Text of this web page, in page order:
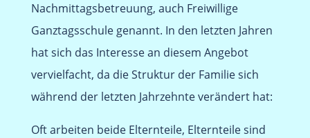
Nachmittagsbetreuung, auch Freiwillige
Ganztagsschule genannt. In den letzten Jahren
hat sich das Interesse an diesem Angebot
vervielfacht, da die Struktur der Familie sich
während der letzten Jahrzehnte verändert hat:
Oft arbeiten beide Elternteile, Elternteile sind